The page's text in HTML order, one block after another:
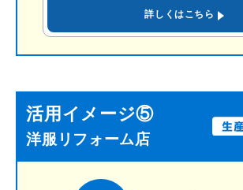
詳しくはこちら
活用イメージ⑤
洋服リフォーム店